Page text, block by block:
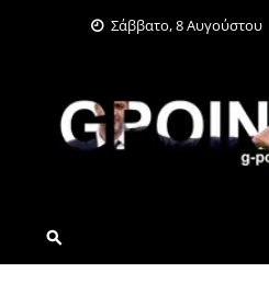
Σάββατο, 8 Αυγούστου
G-